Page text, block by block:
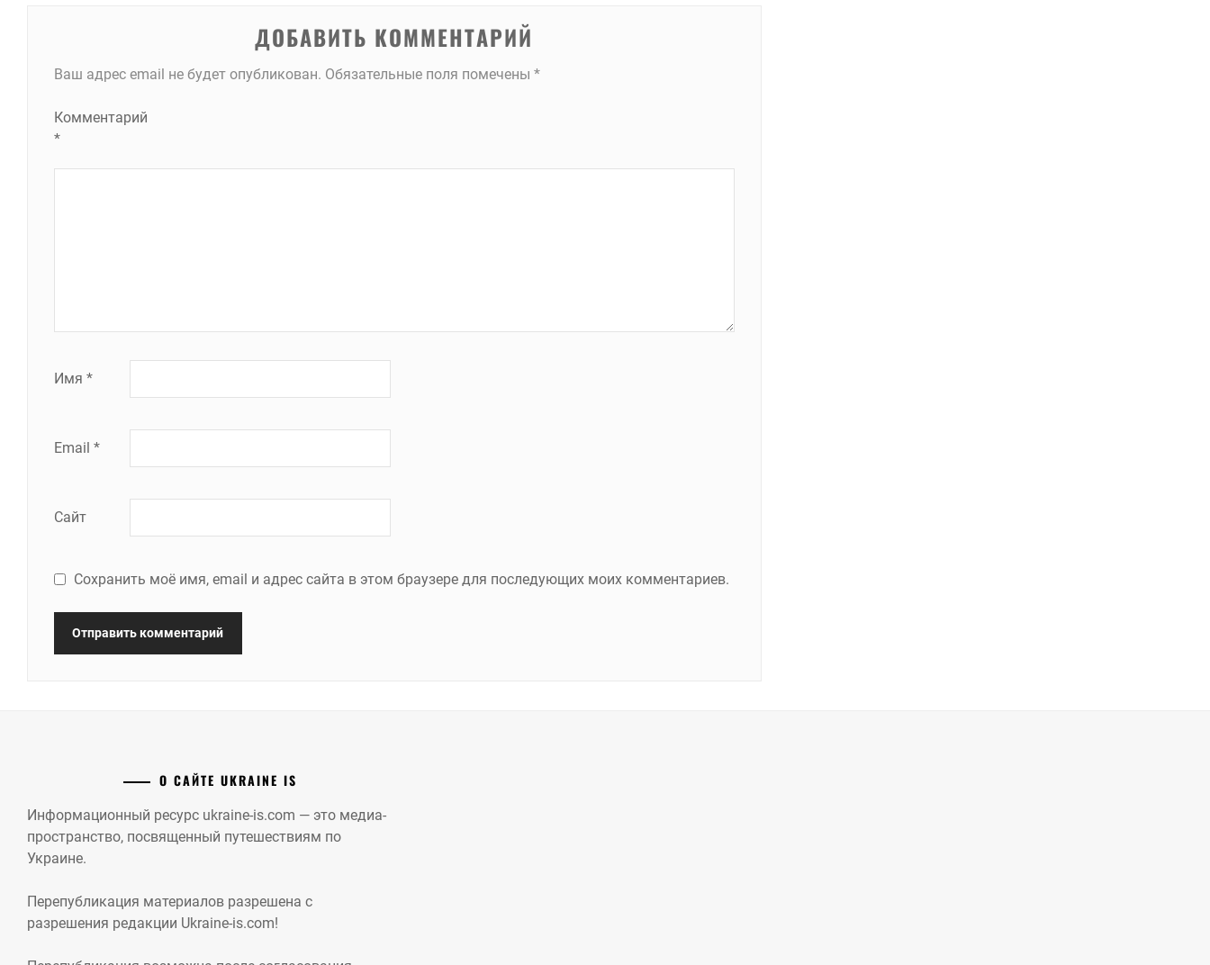
ДОБАВИТЬ КОММЕНТАРИЙ
Ваш адрес email не будет опубликован. Обязательные поля помечены *
Комментарий
*
Имя *
Email *
Сайт
Сохранить моё имя, email и адрес сайта в этом браузере для последующих моих комментариев.
О САЙТЕ UKRAINE IS
Информационный ресурс ukraine-is.com — это медиа-
пространство, посвященный путешествиям по
Украине.
Перепубликация материалов разрешена с
разрешения редакции Ukraine-is.com!